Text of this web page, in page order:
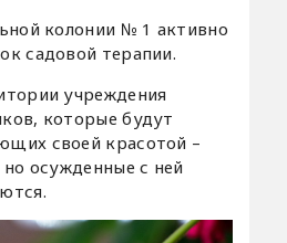
колонии № 1 активно
садовой терапии.
учреждения
которые будут
своей красотой –
но осужденные с ней